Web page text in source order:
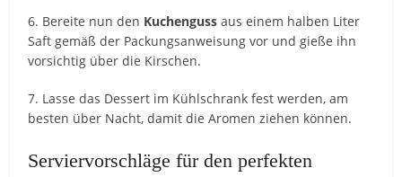
6. Bereite nun den Kuchenguss aus einem halben Liter
Saft gemäß der Packungsanweisung vor und gieße ihn
vorsichtig über die Kirschen.
7. Lasse das Dessert im Kühlschrank fest werden, am
besten über Nacht, damit die Aromen ziehen können.
Serviervorschläge für den perfekten